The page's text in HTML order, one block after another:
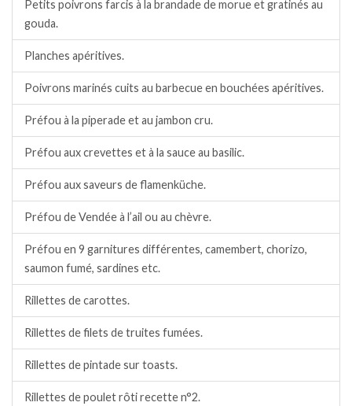
Petits poivrons farcis à la brandade de morue et gratinés au
gouda.
Planches apéritives.
Poivrons marinés cuits au barbecue en bouchées apéritives.
Préfou à la piperade et au jambon cru.
Préfou aux crevettes et à la sauce au basilic.
Préfou aux saveurs de flamenküche.
Préfou de Vendée à l’ail ou au chèvre.
Préfou en 9 garnitures différentes, camembert, chorizo,
saumon fumé, sardines etc.
Rillettes de carottes.
Rillettes de filets de truites fumées.
Rillettes de pintade sur toasts.
Rillettes de poulet rôti recette n°2.